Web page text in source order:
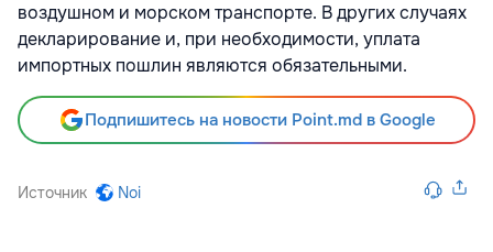
воздушном и морском транспорте. В других случаях
декларирование и, при необходимости, уплата
импортных пошлин являются обязательными.
Подпишитесь на новости Point.md в Google
Источник Noi